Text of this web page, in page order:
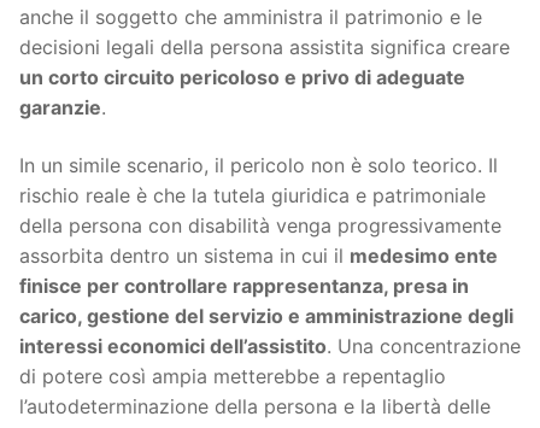
anche il soggetto che amministra il patrimonio e le
decisioni legali della persona assistita significa creare
un corto circuito pericoloso e privo di adeguate
garanzie.
In un simile scenario, il pericolo non è solo teorico. Il
rischio reale è che la tutela giuridica e patrimoniale
della persona con disabilità venga progressivamente
assorbita dentro un sistema in cui il medesimo ente
finisce per controllare rappresentanza, presa in
carico, gestione del servizio e amministrazione degli
interessi economici dell’assistito. Una concentrazione
di potere così ampia metterebbe a repentaglio
l’autodeterminazione della persona e la libertà delle